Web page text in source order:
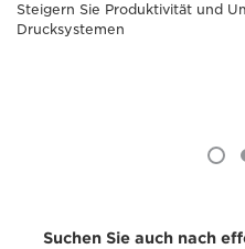
Steigern Sie Produktivität und
Drucksystemen
Suchen Sie auch nach